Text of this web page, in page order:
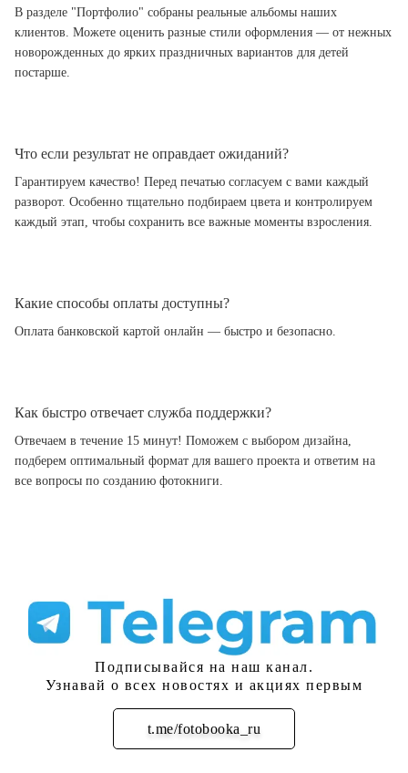
В разделе "Портфолио" собраны реальные альбомы наших
клиентов. Можете оценить разные стили оформления — от нежных
новорожденных до ярких праздничных вариантов для детей
постарше.
Что если результат не оправдает ожиданий?
Гарантируем качество! Перед печатью согласуем с вами каждый
разворот. Особенно тщательно подбираем цвета и контролируем
каждый этап, чтобы сохранить все важные моменты взросления.
Какие способы оплаты доступны?
Оплата банковской картой онлайн — быстро и безопасно.
Как быстро отвечает служба поддержки?
Отвечаем в течение 15 минут! Поможем с выбором дизайна,
подберем оптимальный формат для вашего проекта и ответим на
все вопросы по созданию фотокниги.
Подписывайся на наш канал.
Узнавай о всех новостях и акциях первым
t.me/fotobooka_ru
Подписаться